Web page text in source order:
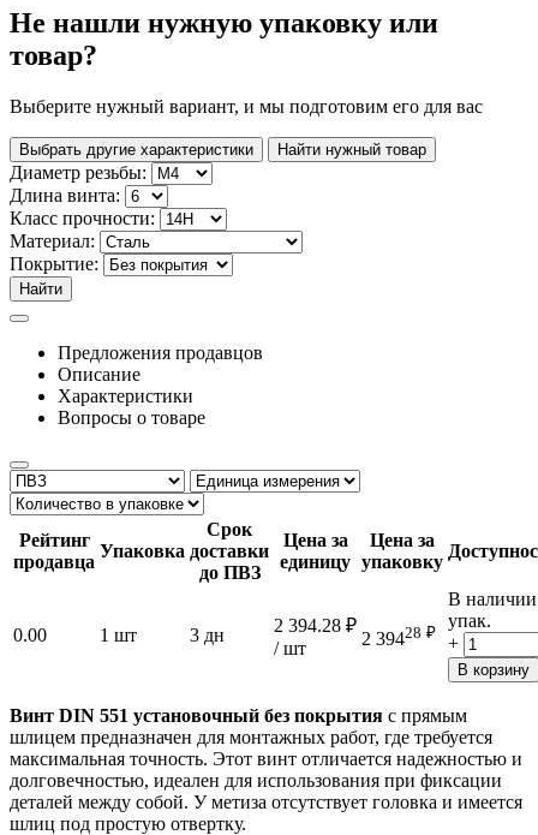
Не нашли нужную упаковку или
товар?
Выберите нужный вариант, и мы подготовим его для вас
Выбрать другие характеристики Найти нужный товар
Диаметр резьбы:
Длина винта:
Класс прочности:
Материал:
Покрытие:
Найти
Предложения продавцов
Описание
Характеристики
Вопросы о товаре
Рейтинг
продавца
Упаковка
Срок
доставки
до ПВЗ
Цена за
единицу
Цена за
упаковку
0.00 1 шт 3 дн 2 394.28 ₽
/ шт
2 39428 ₽
В
упак.
+
В корзину
Винт DIN 551 установочный без покрытия с прямым
шлицем предназначен для монтажных работ, где требуется
максимальная точность. Этот винт отличается надежностью и
долговечностью, идеален для использования при фиксации
деталей между собой. У метиза отсутствует головка и имеется
шлиц под простую отвертку.